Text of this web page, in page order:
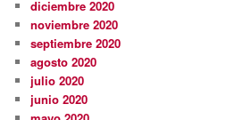
diciembre 2020
noviembre 2020
septiembre 2020
agosto 2020
julio 2020
junio 2020